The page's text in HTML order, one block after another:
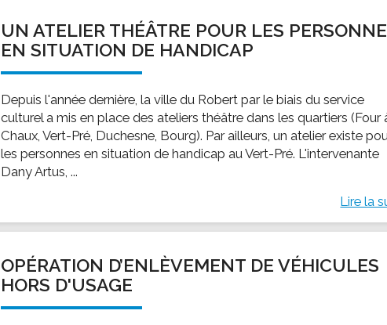
UN ATELIER THÉÂTRE POUR LES
EN SITUATION DE HANDICAP
Depuis l'année dernière, la ville du Robert par le biais du service
culturel a mis en place des ateliers théâtre dans les quartiers (Four
Chaux, Vert-Pré, Duchesne, Bourg). Par ailleurs, un atelier existe
les personnes en situation de handicap au Vert-Pré. L'intervenante
Dany Artus, ...
Lire la
OPÉRATION D’ENLÈVEMENT DE VÉHICULES
HORS D'USAGE